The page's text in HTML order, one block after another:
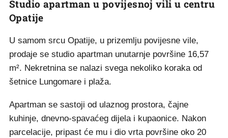
Studio apartman u povijesnoj vili u centru
Opatije
U samom srcu Opatije, u prizemlju povijesne vile,
prodaje se studio apartman unutarnje površine 16,57
m². Nekretnina se nalazi svega nekoliko koraka od
šetnice Lungomare i plaža.
Apartman se sastoji od ulaznog prostora, čajne
kuhinje, dnevno-spavaćeg dijela i kupaonice. Nakon
parcelacije, pripast će mu i dio vrta površine oko 20